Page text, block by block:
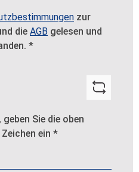
zur
die AGB gelesen und
*
Sie die oben
ein *